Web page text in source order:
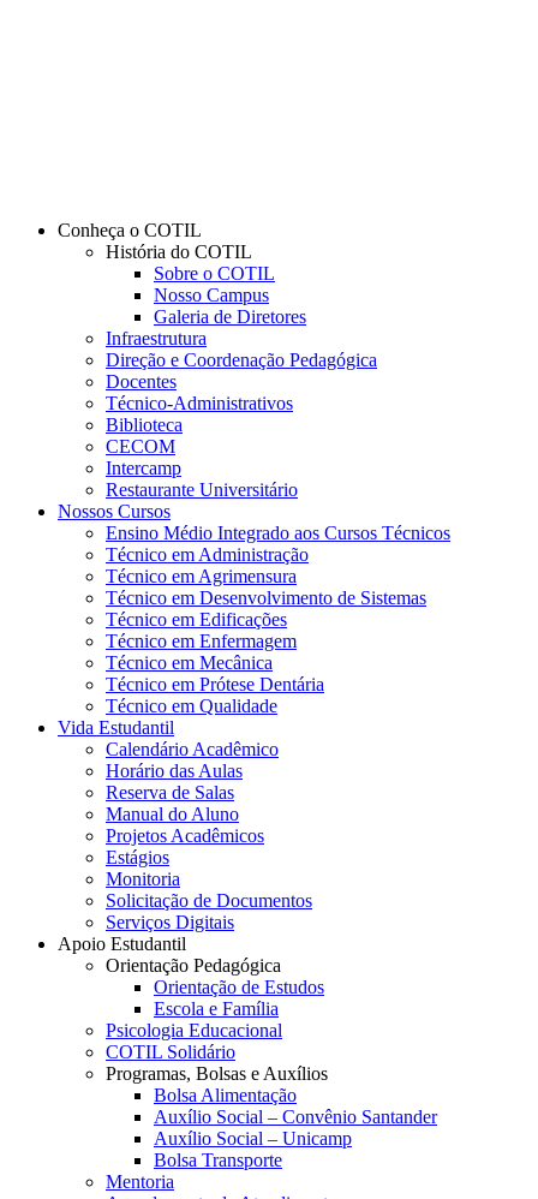
Conheça o COTIL
História do COTIL
Sobre o COTIL
Nosso Campus
Galeria de Diretores
Infraestrutura
Direção e Coordenação Pedagógica
Docentes
Técnico-Administrativos
Biblioteca
CECOM
Intercamp
Restaurante Universitário
Nossos Cursos
Ensino Médio Integrado aos Cursos Técnicos
Técnico em Administração
Técnico em Agrimensura
Técnico em Desenvolvimento de Sistemas
Técnico em Edificações
Técnico em Enfermagem
Técnico em Mecânica
Técnico em Prótese Dentária
Técnico em Qualidade
Vida Estudantil
Calendário Acadêmico
Horário das Aulas
Reserva de Salas
Manual do Aluno
Projetos Acadêmicos
Estágios
Monitoria
Solicitação de Documentos
Serviços Digitais
Apoio Estudantil
Orientação Pedagógica
Orientação de Estudos
Escola e Família
Psicologia Educacional
COTIL Solidário
Programas, Bolsas e Auxílios
Bolsa Alimentação
Auxílio Social – Convênio Santander
Auxílio Social – Unicamp
Bolsa Transporte
Mentoria